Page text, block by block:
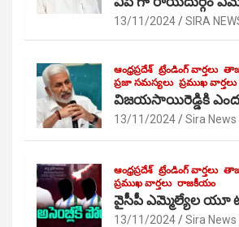
13/11/2024 SIRA
ఆంధ్రప్రదేశ్ ట్రేండింగ్ వార్తలు తాజా
ప్రజా సమస్యలు ప్రముఖ వార్తలు
విజయసాయిరెడ్డికి
13/11/2024 Sira News
ఆంధ్రప్రదేశ్ ట్రేండింగ్ వార్తలు తాజా
ప్రముఖ వార్తలు రాజకీయం
వైసీపీ ఎమ్మెల్యేల యూ
13/11/2024 Sira News